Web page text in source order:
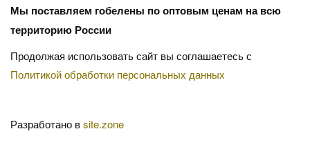
Мы поставляем гобелены по оптовым ценам на всю
территорию России
Продолжая использовать сайт вы соглашаетесь с
Политикой обработки персональных данных
Разработано вsite.zone